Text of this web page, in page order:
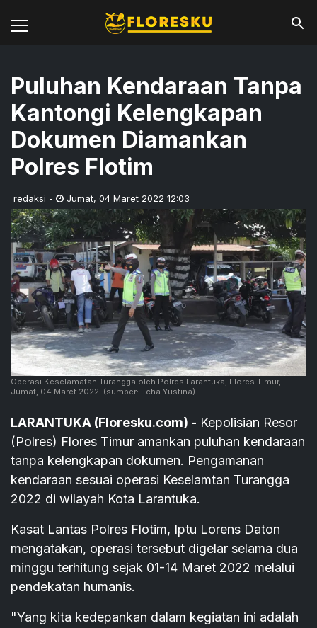
Puluhan Kendaraan Tanpa
Kantongi Kelengkapan
Dokumen Diamankan
Polres Flotim
redaksi - Jumat, 04 Maret 2022 12:03
Operasi Keselamatan Turangga oleh Polres Larantuka, Flores Timur,
Jumat, 04 Maret 2022. (sumber: Echa Yustina)
LARANTUKA (Floresku.com) - Kepolisian Resor
(Polres) Flores Timur amankan puluhan kendaraan
tanpa kelengkapan dokumen. Pengamanan
kendaraan sesuai operasi Keselamtan Turangga
2022 di wilayah Kota Larantuka.
Kasat Lantas Polres Flotim, Iptu Lorens Daton
mengatakan, operasi tersebut digelar selama dua
minggu terhitung sejak 01-14 Maret 2022 melalui
pendekatan humanis.
"Yang kita kedepankan dalam kegiatan ini adalah